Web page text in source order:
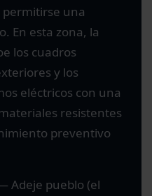
una
En esta zona, la
los cuadros
y los
eléctricos con una
resistentes
preventivo
Adeje pueblo (el